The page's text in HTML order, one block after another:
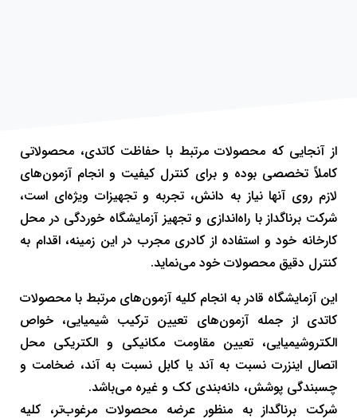
از آنجایی که محصولات مرتبط با حفاظت کاتدی، محصولاتی
کاملاً تخصصی بوده و برای کنترل کیفیت و انجام آزمون‌های
لازم روی آنها نیاز به دانش، تجربه و تجهیزات ویژه‌ای است،
شرکت برناگداز با راه‌اندازی و تجهیز آزمایشگاه خوردگی در محل
کارخانه خود و استفاده از کادری مجرب در این زمینه، اقدام به
کنترل دقیق محصولات خود می‌نماید.
این آزمایشگاه قادر به انجام کلیه آزمون‌های مرتبط با محصولات
کاتدی از جمله آزمون‌‌های تعیین ترکیب شیمیایی، خواص
الکتروشیمیایی، تعیین مقاومت مکانیکی و الکتریکی محل
اتصال اینزرت نسبت به آند یا کابل نسبت به آند، ضخامت و
چسبندگی پوشش، دانه‌بندی کک و غیره می‌باشد.
شركت برناگداز به منظور عرضه محصولات مرغوب‌تر، كليه